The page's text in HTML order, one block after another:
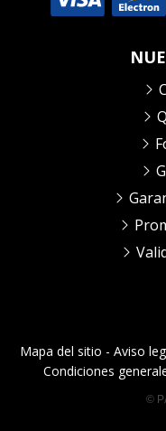
Mapa del sitio - Aviso
Condiciones
©